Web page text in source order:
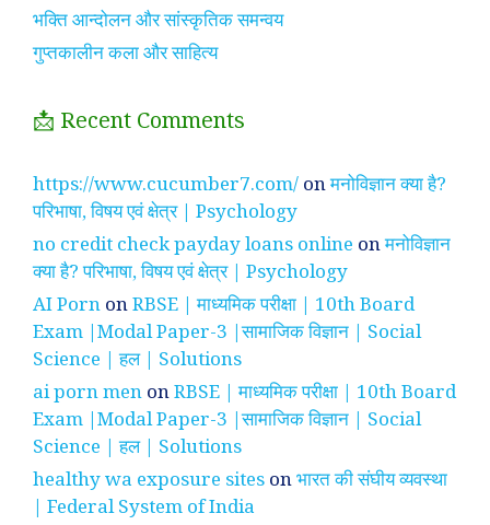
भक्ति आन्दोलन और सांस्कृतिक समन्वय
गुप्तकालीन कला और साहित्य
📩 Recent Comments
https://www.cucumber7.com/ onमनोविज्ञान क्या है?
परिभाषा, विषय एवं क्षेत्र | Psychology
no credit check payday loans online onमनोविज्ञान
क्या है? परिभाषा, विषय एवं क्षेत्र | Psychology
AI Porn onRBSE | माध्यमिक परीक्षा | 10th Board
Exam |Modal Paper-3 |सामाजिक विज्ञान | Social
Science | हल | Solutions
ai porn men onRBSE | माध्यमिक परीक्षा | 10th Board
Exam |Modal Paper-3 |सामाजिक विज्ञान | Social
Science | हल | Solutions
healthy wa exposure sites onभारत की संघीय व्यवस्था
| Federal System of India